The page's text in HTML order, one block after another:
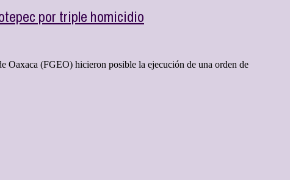
por triple homicidio
Oaxaca (FGEO) hicieron posible la ejecución de una orden de